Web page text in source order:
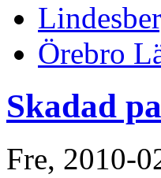
Örebro
Skadad
Fre, 2010-